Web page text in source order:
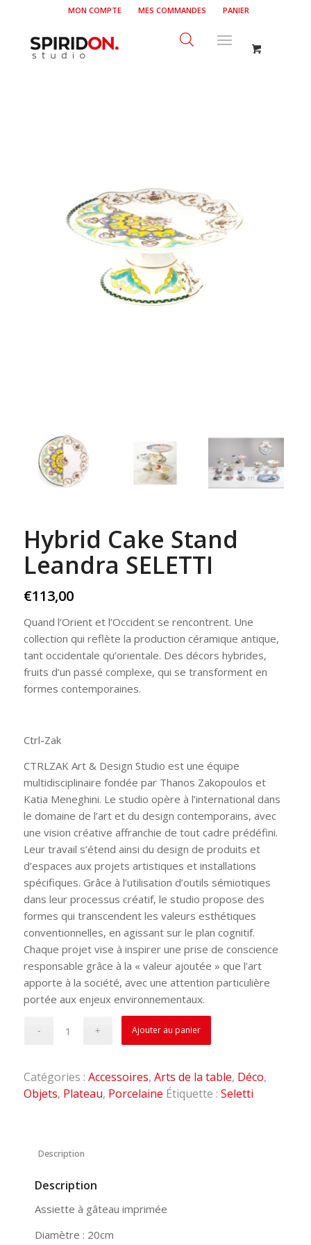
MON COMPTE MES COMMANDES PANIER
Hybrid Cake Stand
Leandra SELETTI
€113,00
Quand l’Orient et l’Occident se rencontrent. Une
collection qui reflète la production céramique antique,
tant occidentale qu’orientale. Des décors hybrides,
fruits d’un passé complexe, qui se transforment en
formes contemporaines.
Ctrl-Zak
CTRLZAK Art & Design Studio est une équipe
multidisciplinaire fondée par Thanos Zakopoulos et
Katia Meneghini. Le studio opère à l’international dans
le domaine de l’art et du design contemporains, avec
une vision créative affranchie de tout cadre prédéfini.
Leur travail s’étend ainsi du design de produits et
d’espaces aux projets artistiques et installations
spécifiques. Grâce à l’utilisation d’outils sémiotiques
dans leur processus créatif, le studio propose des
formes qui transcendent les valeurs esthétiques
conventionnelles, en agissant sur le plan cognitif.
Chaque projet vise à inspirer une prise de conscience
responsable grâce à la « valeur ajoutée » que l’art
apporte à la société, avec une attention particulière
portée aux enjeux environnementaux.
Ajouter au panier
Catégories : Accessoires, Arts de la table, Déco,
Objets, Plateau, Porcelaine Étiquette : Seletti
Description
Description
Assiette à gâteau imprimée
Diamètre : 20cm